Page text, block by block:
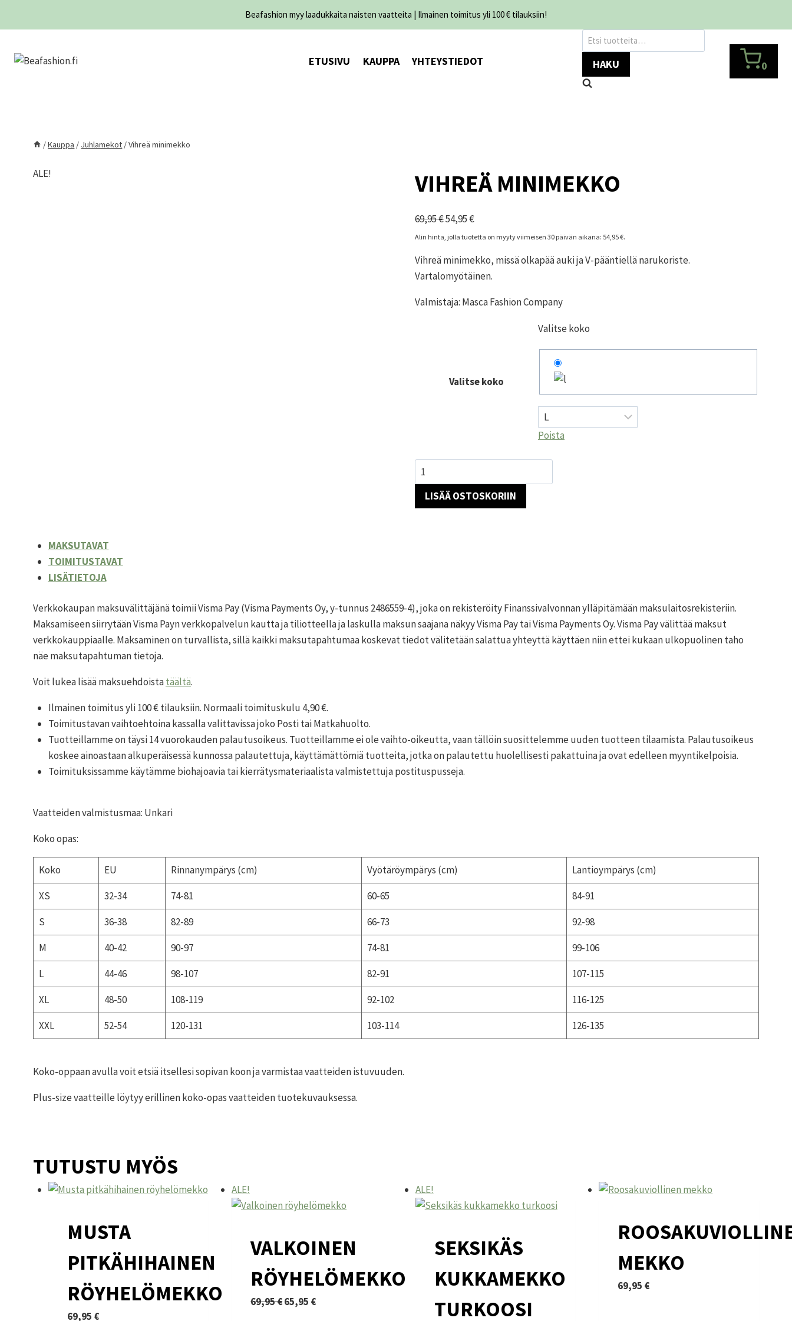
Beafashion myy laadukkaita naisten vaatteita | Ilmainen toimitus yli 100 € tilauksiin!
ETUSIVU KAUPPA YHTEYSTIEDOT
Etsi:
HAKU 0
/Kauppa / Juhlamekot /Vihreä minimekko
ALE! VIHREÄ MINIMEKKO
69,95€Alkuperäinen
hinta
69,95 €.
54,95€Nykyinen
hinta
54,95 €.
Alin hinta, jolla tuotetta on myyty viimeisen 30 päivän aikana: 54,95€.
Vihreä minimekko, missä olkapää auki ja V-pääntiellä narukoriste.
Vartalomyötäinen.
Valmistaja: Masca Fashion Company
Valitse koko
Valitse koko
Poista
Vihreä
minimekko
määrä
LISÄÄ OSTOSKORIIN
MAKSUTAVAT
TOIMITUSTAVAT
LISÄTIETOJA
Verkkokaupan maksuvälittäjänä toimii Visma Pay (Visma Payments Oy, y-tunnus 2486559-4), joka on rekisteröity Finanssivalvonnan ylläpitämään maksulaitosrekisteriin.
Maksamiseen siirrytään Visma Payn verkkopalvelun kautta ja tiliotteella ja laskulla maksun saajana näkyy Visma Pay tai Visma Payments Oy. Visma Pay välittää maksut
verkkokauppiaalle. Maksaminen on turvallista, sillä kaikki maksutapahtumaa koskevat tiedot välitetään salattua yhteyttä käyttäen niin ettei kukaan ulkopuolinen taho
näe maksutapahtuman tietoja.
Voit lukea lisää maksuehdoistatäältä.
Ilmainen toimitus yli 100 € tilauksiin. Normaali toimituskulu 4,90 €.
Toimitustavan vaihtoehtoina kassalla valittavissa joko Posti tai Matkahuolto.
Tuotteillamme on täysi 14 vuorokauden palautusoikeus. Tuotteillamme ei ole vaihto-oikeutta, vaan tällöin suosittelemme uuden tuotteen tilaamista. Palautusoikeus
koskee ainoastaan alkuperäisessä kunnossa palautettuja, käyttämättömiä tuotteita, jotka on palautettu huolellisesti pakattuina ja ovat edelleen myyntikelpoisia.
Toimituksissamme käytämme biohajoavia tai kierrätysmateriaalista valmistettuja postituspusseja.
Vaatteiden valmistusmaa: Unkari
Koko opas:
Koko EU Rinnanympärys (cm) Vyötäröympärys (cm)
Lantioympärys (cm)
XS
32-34 74-81 60-65
84-91
S
36-38 82-89 66-73
92-98
M
40-42 90-97 74-81
99-106
L
44-46 98-107 82-91
107-115
XL
48-50 108-119 92-102
116-125
XXL
52-54 120-131 103-114 126-135
Koko-oppaan avulla voit etsiä itsellesi sopivan koon ja varmistaa vaatteiden istuvuuden.
Plus-size vaatteille löytyy erillinen koko-opas vaatteiden tuotekuvauksessa.
TUTUSTU MYÖS
MUSTA
PITKÄHIHAINEN
RÖYHELÖMEKKO
69,95 €
ALE!
VALKOINEN
RÖYHELÖMEKKO
69,95€Alkuperäinen
65,95 €Nykyinen
ALE!
SEKSIKÄS
KUKKAMEKKO
TURKOOSI
MEKKO
69,95 €